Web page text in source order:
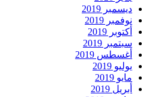
ديسمبر 2019
نوفمبر 2019
أكتوبر 2019
سبتمبر 2019
أغسطس 2019
يوليو 2019
مايو 2019
أبريل 2019